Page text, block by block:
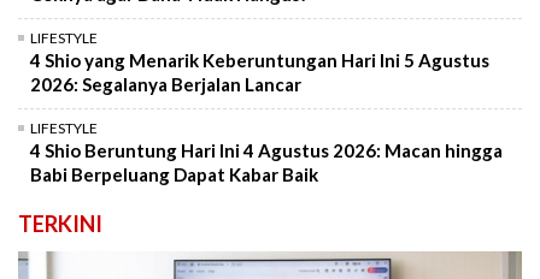
LIFESTYLE
4 Shio yang Menarik Keberuntungan Hari Ini 5 Agustus
2026: Segalanya Berjalan Lancar
LIFESTYLE
4 Shio Beruntung Hari Ini 4 Agustus 2026: Macan hingga
Babi Berpeluang Dapat Kabar Baik
TERKINI